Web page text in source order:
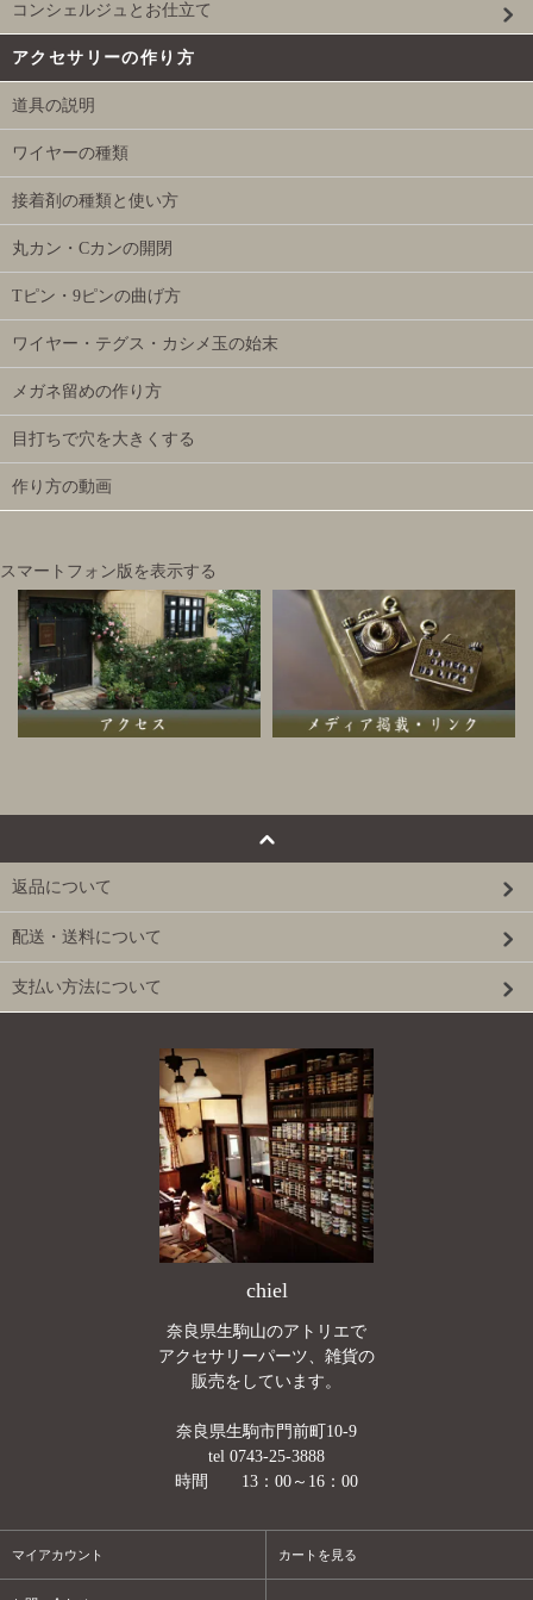
コンシェルジュとお仕立て
アクセサリーの作り方
道具の説明
ワイヤーの種類
接着剤の種類と使い方
丸カン・Cカンの開閉
Tピン・9ピンの曲げ方
ワイヤー・テグス・カシメ玉の始末
メガネ留めの作り方
目打ちで穴を大きくする
作り方の動画
スマートフォン版を表示する
返品について
配送・送料について
支払い方法について
chiel
奈良県生駒山のアトリエで
アクセサリーパーツ、雑貨の
販売をしています。
奈良県生駒市門前町10-9
tel 0743-25-3888
時間 13：00～16：00
マイアカウント カートを見る